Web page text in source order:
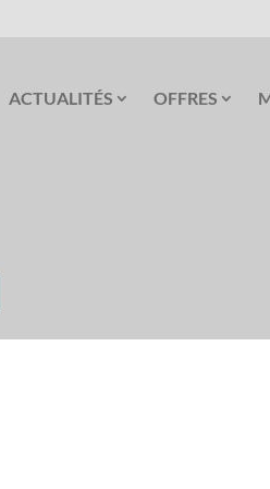
ACTUALITÉS OFFRES